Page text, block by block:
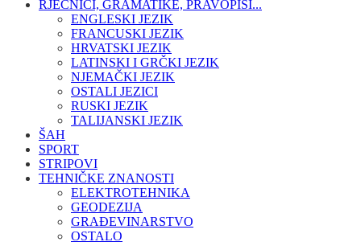
RJEČNICI, GRAMATIKE, PRAVOPISI...
ENGLESKI JEZIK
FRANCUSKI JEZIK
HRVATSKI JEZIK
LATINSKI I GRČKI JEZIK
NJEMAČKI JEZIK
OSTALI JEZICI
RUSKI JEZIK
TALIJANSKI JEZIK
ŠAH
SPORT
STRIPOVI
TEHNIČKE ZNANOSTI
ELEKTROTEHNIKA
GEODEZIJA
GRAĐEVINARSTVO
OSTALO